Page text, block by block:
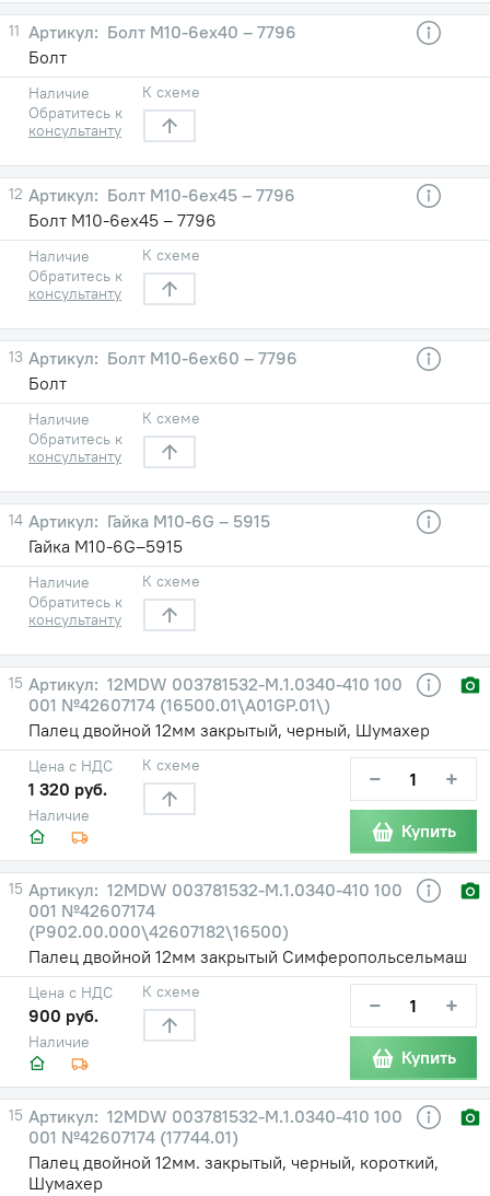
11
Болт М10-6eх40 – 7796
Болт
Наличие
Обратитесь к
консультанту
К схеме
12
Болт М10-6ех45 – 7796
Болт М10-6ех45 – 7796
Наличие
Обратитесь к
консультанту
К схеме
13
Болт М10-6eх60 – 7796
Болт
Наличие
Обратитесь к
консультанту
К схеме
14
Гайка М10-6G – 5915
Гайка М10-6G–5915
Наличие
Обратитесь к
консультанту
К схеме
15
12MDW 003781532-М.1.0340-410 100
001 №42607174 (16500.01\A01GP.01\)
Палец двойной 12мм закрытый, черный, Шумахер
Наличие
Цена с НДС
1 320 руб.
К схеме − +
Купить
15
12MDW 003781532-М.1.0340-410 100
001 №42607174
(Р902.00.000\42607182\16500)
Палец двойной 12мм закрытый Симферопольсельмаш
Наличие
Цена с НДС
900 руб.
К схеме − +
Купить
15
12MDW 003781532-М.1.0340-410 100
001 №42607174 (17744.01)
Палец двойной 12мм. закрытый, черный, короткий,
Шумахер